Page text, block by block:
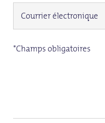
*Champs obligatoires